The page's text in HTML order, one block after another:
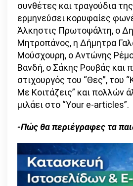
συνθέτες και τραγούδια
ερμηνεύσει κορυφαίες
Άλκηστις Πρωτοψάλτη, ο
Μητροπάνος, η Δήμητρα
Μούσχουρη, ο Αντώνης
Βανδή, ο Σάκης Ρουβάς και
στιχουργός του “Θες”, του
Με Κοιτάζεις” και πολλών
μιλάει στο “Υour e-articles”.
-Πώς θα περιέγραφες τα